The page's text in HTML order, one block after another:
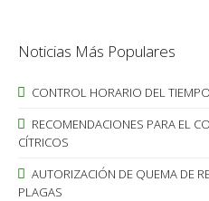
Noticias Más Populares
CONTROL HORARIO DEL
RECOMENDACIONES PARA EL
CÍTRICOS
AUTORIZACIÓN DE QUEMA DE
PLAGAS